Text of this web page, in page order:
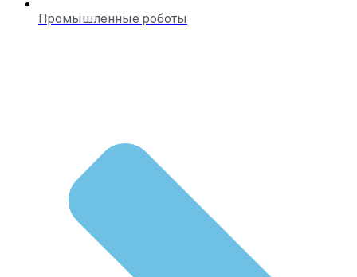
Промышленные роботы